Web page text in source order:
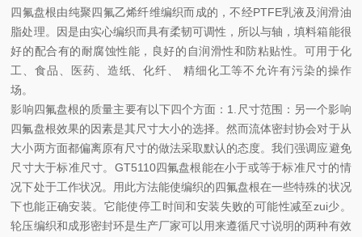
四氟盘根由纯聚四氟乙烯纤维编织而成的，不经PTFE乳液及润滑油
脂处理。因是由实心编织而具有柔韧可调性，所以与轴，填料箱能很
好的配合有的耐腐蚀性能，良好的自润滑性和防粘贴性。可用于化
工、食品、医药、造纸、化纤、 精细化工等不允许有污染的操作
场。
影响四氟盘根的质量主要有以下四个方面： 1.尺寸范围： 另一个影响
四氟盘根效果的因素是其尺寸大小的选择。然而流体密封协会对于从
大小两方面都偏离原有尺寸的做法采取默认的态度。我们强调应避免
尺寸大于标准尺寸。GT5110四氟盘根能在小于或等于标准尺寸的情
况下处于工作状况。用此方法能使编织的四氟盘根在一些特殊的状况
下也能正确安装。它能使停工时间和安装失败的可能性减至zui少。
轮压编织和成形密封环是生产厂家可以用来遵循尺寸说明的两种有效